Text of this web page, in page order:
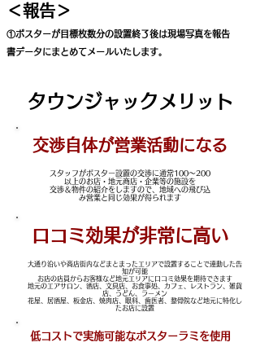
＜報告＞
①ポスターが目標枚数分の設置終了後は現場写真を報告
書データにまとめてメールいたします。
タウンジャックメリット
​交渉自体が営業活動になる
スタッフがポスター設置の交渉に通常100～200
以上のお店・地元商店・企業等の施設を
交渉＆物件の紹介をしますので、地域への飛び込
み営業と同じ効果が得られます
​口コミ効果が非常に高い
大通り沿いや商店街内などまとまったエリアで設置することで連動した告
知が可能
お店の店員からお客様など地元エリアに口コミ効果を期待できます
地元のエアサロン、酒店、文具店、お食事処、カフェ、レストラン、雑貨
店、うどん、ラーメン
花屋、居酒屋、板金店、焼肉店、眼科、歯医者、整骨院など地元に特化し
たお店に設置
低コストで実施可能なポスターラミを使用